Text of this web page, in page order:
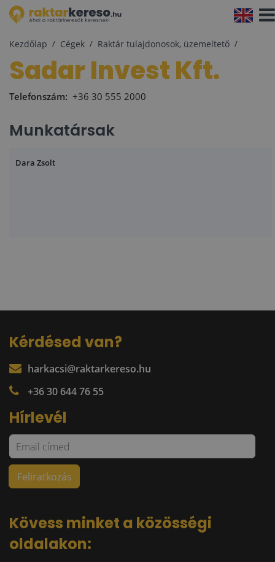
Kezdőlap Cégek Raktár tulajdonosok, üzemeltető
Sadar Invest Kft.
Telefonszám: +36 30 555 2000
Munkatársak
Dara Zsolt
Kérdésed van?
harkacsi@raktarkereso.hu
+36 30 644 76 55
Hírlevél
Kövess minket a közösségi
oldalakon: